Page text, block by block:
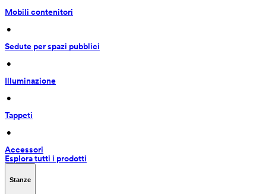
Mobili contenitori
•
Sedute per spazi pubblici
•
Illuminazione
•
Tappeti
•
Accessori
Esplora tutti i prodotti
Stanze